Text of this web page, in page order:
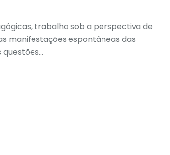
trabalha sob a perspectiva de
manifestações espontâneas das